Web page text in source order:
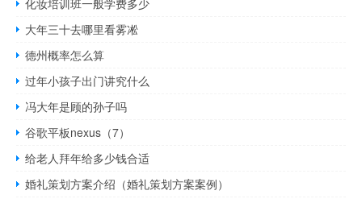
化妆培训班一般学费多少
大年三十去哪里看雾凇
德州概率怎么算
过年小孩子出门讲究什么
冯大年是顾的孙子吗
谷歌平板nexus（7）
给老人拜年给多少钱合适
婚礼策划方案介绍（婚礼策划方案案例）